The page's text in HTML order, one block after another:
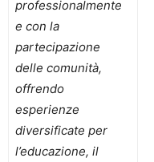
professionalmente
e con la
partecipazione
delle comunità,
offrendo
esperienze
diversificate per
l’educazione, il